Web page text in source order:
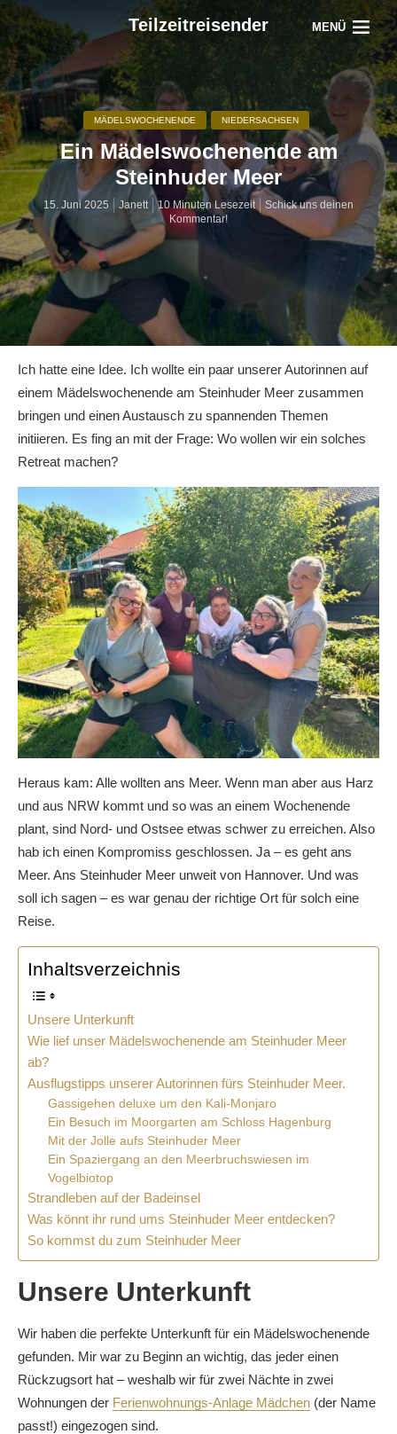
Teilzeitreisender MENÜ
MÄDELSWOCHENENDE NIEDERSACHSEN
Ein Mädelswochenende am
Steinhuder Meer
15. Juni 2025 Janett 10 Minuten Lesezeit
Schick uns deinen
Kommentar!
Ich hatte eine Idee. Ich wollte ein paar unserer Autorinnen auf
einem Mädelswochenende am Steinhuder Meer zusammen
bringen und einen Austausch zu spannenden Themen
initiieren. Es fing an mit der Frage: Wo wollen wir ein solches
Retreat machen?
Heraus kam: Alle wollten ans Meer. Wenn man aber aus Harz
und aus NRW kommt und so was an einem Wochenende
plant, sind Nord- und Ostsee etwas schwer zu erreichen. Also
hab ich einen Kompromiss geschlossen. Ja – es geht ans
Meer. Ans Steinhuder Meer unweit von Hannover. Und was
soll ich sagen – es war genau der richtige Ort für solch eine
Reise.
Inhaltsverzeichnis
Unsere Unterkunft
Wie lief unser Mädelswochenende am Steinhuder Meer
ab?
Ausflugstipps unserer Autorinnen fürs Steinhuder Meer.
Gassigehen deluxe um den Kali-Monjaro
Ein Besuch im Moorgarten am Schloss Hagenburg
Mit der Jolle aufs Steinhuder Meer
Ein Spaziergang an den Meerbruchswiesen im
Vogelbiotop
Strandleben auf der Badeinsel
Was könnt ihr rund ums Steinhuder Meer entdecken?
So kommst du zum Steinhuder Meer
Unsere Unterkunft
Wir haben die perfekte Unterkunft für ein Mädelswochenende
gefunden. Mir war zu Beginn an wichtig, das jeder einen
Rückzugsort hat – weshalb wir für zwei Nächte in zwei
Wohnungen der Ferienwohnungs-Anlage Mädchen (der Name
passt!) eingezogen sind.